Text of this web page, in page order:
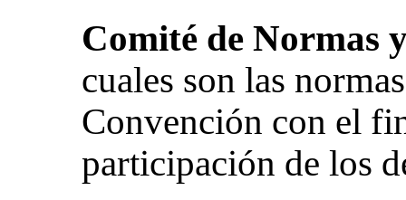
Comité de Normas
cuales son las
Convención con el
participación de los